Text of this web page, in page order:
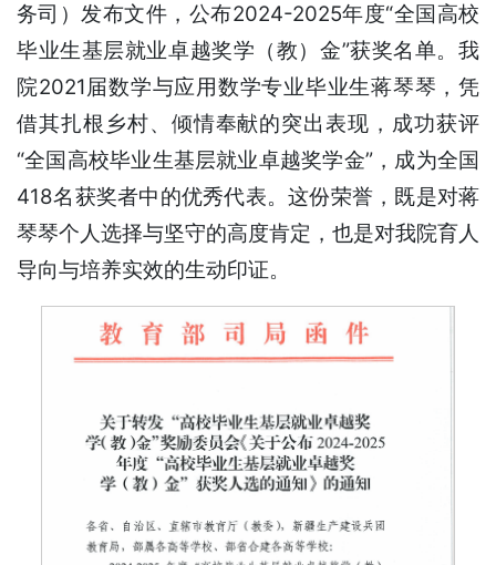
务司）发布文件，公布2024-2025年度“全国高校
毕业生基层就业卓越奖学（教）金”获奖名单。我
院2021届数学与应用数学专业毕业生蒋琴琴，凭
借其扎根乡村、倾情奉献的突出表现，成功获评
“全国高校毕业生基层就业卓越奖学金”，成为全国
418名获奖者中的优秀代表。这份荣誉，既是对蒋
琴琴个人选择与坚守的高度肯定，也是对我院育人
导向与培养实效的生动印证。